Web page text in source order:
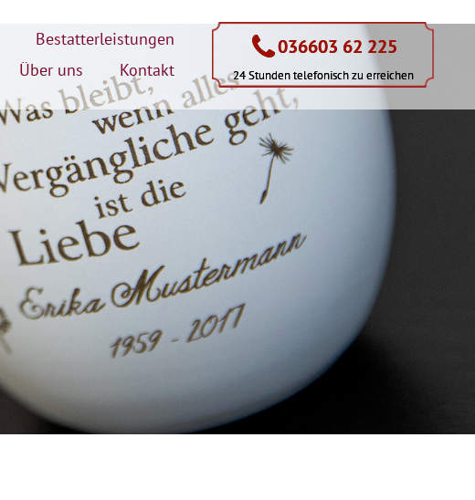
Bestatterleistungen
Über uns Kontakt
036603 62 225
24 Stunden telefonisch zu erreichen
036603 62 225
24 Stunden telefonisch zu erreichen